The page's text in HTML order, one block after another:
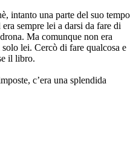
intanto una parte del suo tempo
sempre lei a darsi da fare di
Ma comunque non era
lei. Cercò di fare qualcosa e
il libro.
c’era una splendida